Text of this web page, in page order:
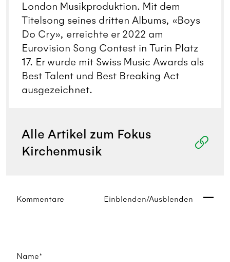
London Musikproduktion. Mit dem
Titelsong seines dritten Albums, «Boys
Do Cry», erreichte er 2022 am
Eurovision Song Contest in Turin Platz
17. Er wurde mit Swiss Music Awards als
Best Talent und Best Breaking Act
ausgezeichnet.
Alle Artikel zum Fokus
Kirchenmusik
Kommentare Einblenden/Ausblenden
Name*